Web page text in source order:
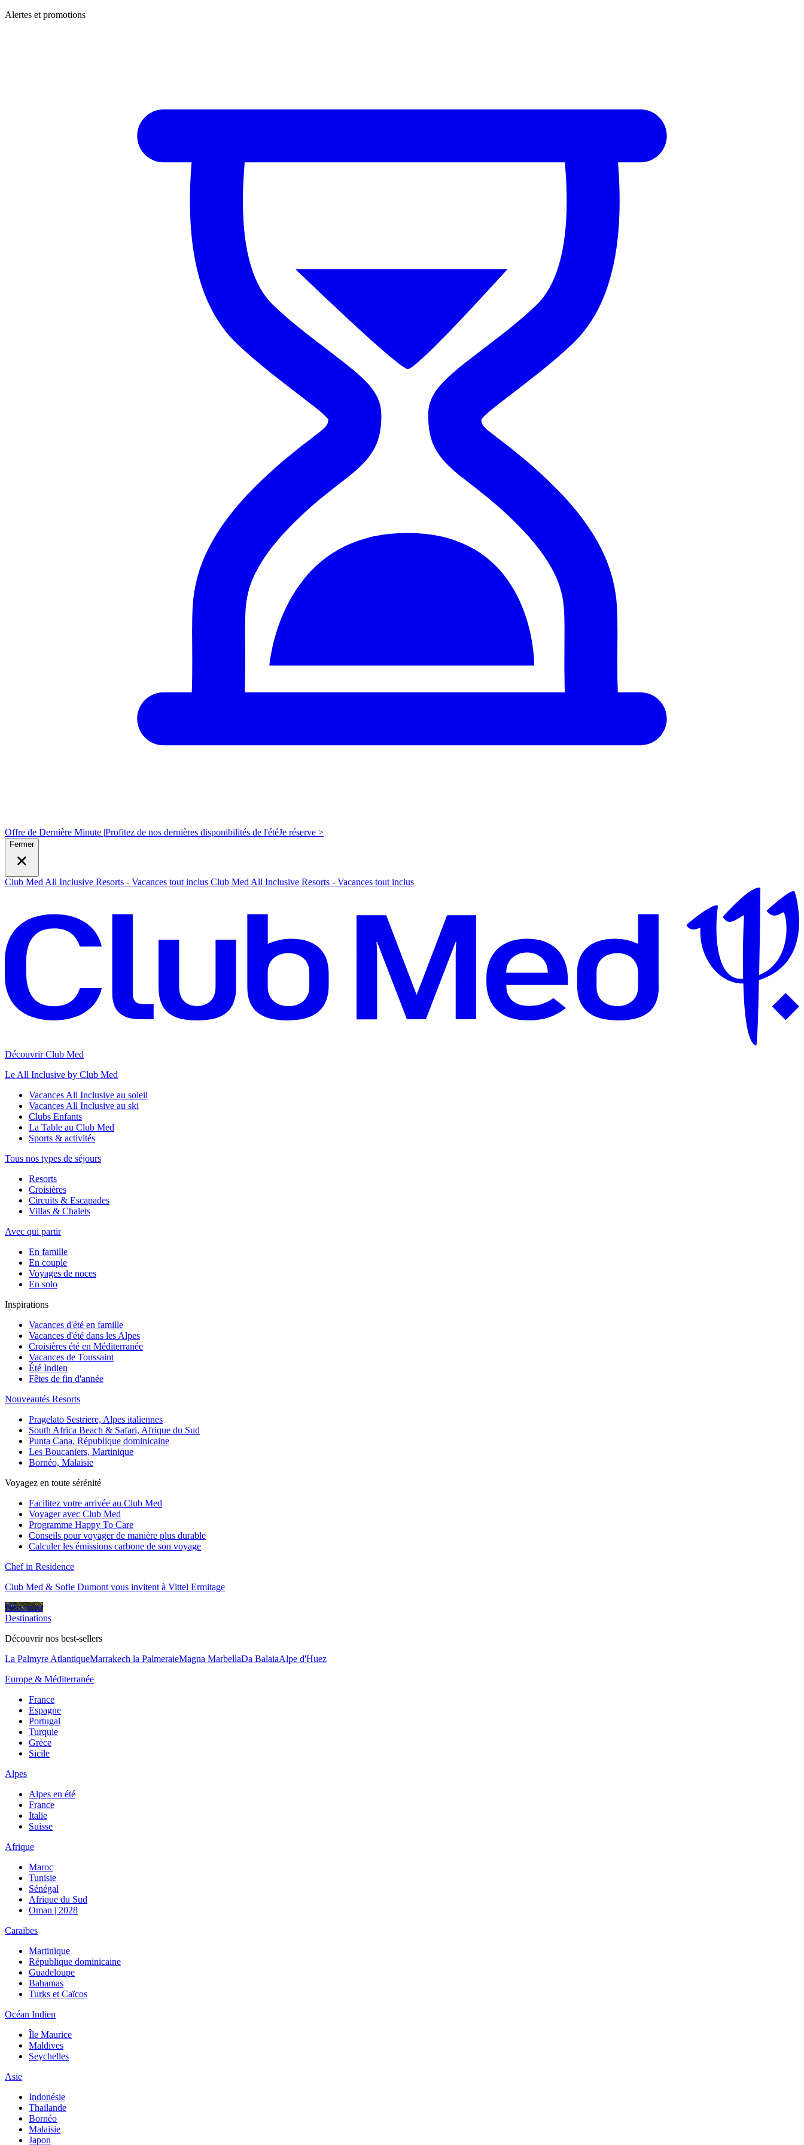
Alertes et promotions
Offre de Dernière Minute |Profitez de nos dernières disponibilités de l'étéJe réserve >
Fermer
Club Med All Inclusive Resorts - Vacances tout inclus Club Med All Inclusive Resorts - Vacances tout inclus
Découvrir Club Med
Le All Inclusive by Club Med
Vacances All Inclusive au soleil
Vacances All Inclusive au ski
Clubs Enfants
La Table au Club Med
Sports & activités
Tous nos types de séjours
Resorts
Croisières
Circuits & Escapades
Villas & Chalets
Avec qui partir
En famille
En couple
Voyages de noces
En solo
Inspirations
Vacances d'été en famille
Vacances d'été dans les Alpes
Croisières été en Méditerranée
Vacances de Toussaint
Été Indien
Fêtes de fin d'année
Nouveautés Resorts
Pragelato Sestriere, Alpes italiennes
South Africa Beach & Safari, Afrique du Sud
Punta Cana, République dominicaine
Les Boucaniers, Martinique
Bornéo, Malaisie
Voyagez en toute sérénité
Facilitez votre arrivée au Club Med
Voyager avec Club Med
Programme Happy To Care
Conseils pour voyager de manière plus durable
Calculer les émissions carbone de son voyage
Chef in Residence
Club Med & Sofie Dumont vous invitent à Vittel Ermitage
Découvrir
Destinations
Découvrir nos best-sellers
La Palmyre AtlantiqueMarrakech la PalmeraieMagna MarbellaDa BalaiaAlpe d'Huez
Europe & Méditerranée
France
Espagne
Portugal
Turquie
Grèce
Sicile
Alpes
Alpes en été
France
Italie
Suisse
Afrique
Maroc
Tunisie
Sénégal
Afrique du Sud
Oman | 2028
Caraïbes
Martinique
République dominicaine
Guadeloupe
Bahamas
Turks et Caïcos
Océan Indien
Île Maurice
Maldives
Seychelles
Asie
Indonésie
Thaïlande
Bornéo
Malaisie
Japon